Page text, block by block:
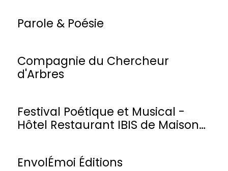
Parole & Poésie
Compagnie du Chercheur
d'Arbres
Festival Poétique et Musical -
Hôtel Restaurant IBIS de Maisons-
EnvolÉmoi Éditions